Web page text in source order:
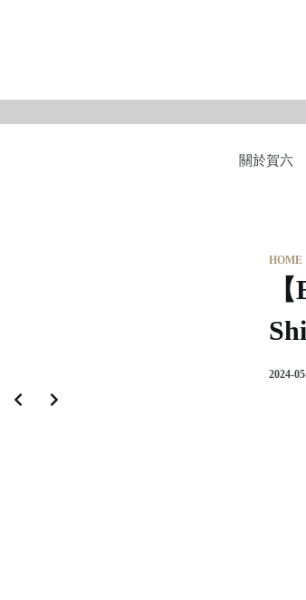
關於賀六
HOME
2024-